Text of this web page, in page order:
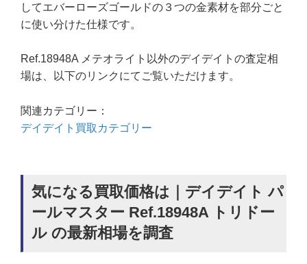
してエバーローズゴールドの３つの金素材を部分ごと
に使い分けた仕様です。
Ref.18948A メテオライト以外のデイデイトの査定相
場は、以下のリンクにてご覧いただけます。
関連カテゴリー：
デイデイト買取カテゴリー
気になる買取価格は｜デイデイト パ
ールマスター Ref.18948A トリドー
ル の最新相場を調査